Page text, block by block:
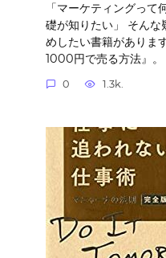
「マーケティングっ
礎が知りたい」 そんな
めしたい書籍がありま
1000円で売る方法』。
0 1.3k.